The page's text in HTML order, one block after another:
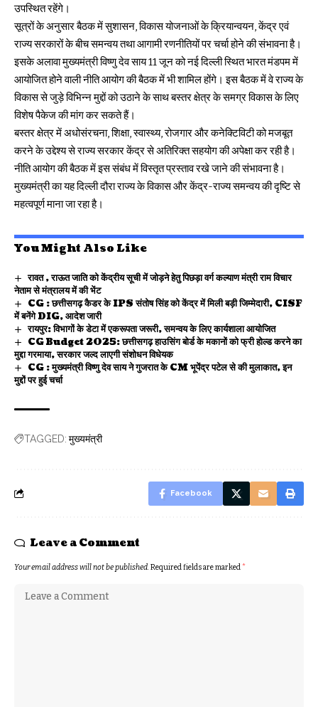
उपस्थित रहेंगे।
सूत्रों के अनुसार बैठक में सुशासन, विकास योजनाओं के क्रियान्वयन, केंद्र एवं
राज्य सरकारों के बीच समन्वय तथा आगामी रणनीतियों पर चर्चा होने की संभावना है।
इसके अलावा मुख्यमंत्री विष्णु देव साय 11 जून को नई दिल्ली स्थित भारत मंडपम में
आयोजित होने वाली नीति आयोग की बैठक में भी शामिल होंगे। इस बैठक में वे राज्य के
विकास से जुड़े विभिन्न मुद्दों को उठाने के साथ बस्तर क्षेत्र के समग्र विकास के लिए
विशेष पैकेज की मांग कर सकते हैं।
बस्तर क्षेत्र में अधोसंरचना, शिक्षा, स्वास्थ्य, रोजगार और कनेक्टिविटी को मजबूत
करने के उद्देश्य से राज्य सरकार केंद्र से अतिरिक्त सहयोग की अपेक्षा कर रही है।
नीति आयोग की बैठक में इस संबंध में विस्तृत प्रस्ताव रखे जाने की संभावना है।
मुख्यमंत्री का यह दिल्ली दौरा राज्य के विकास और केंद्र-राज्य समन्वय की दृष्टि से
महत्वपूर्ण माना जा रहा है।
You Might Also Like
रावत , राऊत जाति को केंद्रीय सूची में जोड़ने हेतु पिछड़ा वर्ग कल्याण मंत्री राम विचार
नेताम से मंत्रालय में की भेंट
CG : छत्तीसगढ़ कैडर के IPS संतोष सिंह को केंद्र में मिली बड़ी जिम्मेदारी, CISF
में बनेंगे DIG, आदेश जारी
रायपुर: विभागों के डेटा में एकरूपता जरूरी, समन्वय के लिए कार्यशाला आयोजित
CG Budget 2025: छत्तीसगढ़ हाउसिंग बोर्ड के मकानों को फ्री होल्ड करने का
मुद्दा गरमाया, सरकार जल्द लाएगी संशोधन विधेयक
CG : मुख्यमंत्री विष्णु देव साय ने गुजरात के CM भूपेंद्र पटेल से की मुलाकात, इन
मुद्दों पर हुई चर्चा
TAGGED: मुख्यमंत्री
Facebook
Leave a Comment
Your email address will not be published.Required fields are marked*